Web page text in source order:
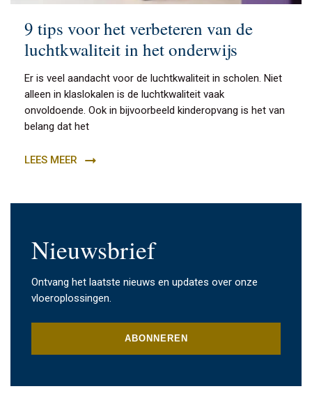
9 tips voor het verbeteren van de
luchtkwaliteit in het onderwijs
Er is veel aandacht voor de luchtkwaliteit in scholen. Niet
alleen in klaslokalen is de luchtkwaliteit vaak
onvoldoende. Ook in bijvoorbeeld kinderopvang is het van
belang dat het
LEES MEER
Nieuwsbrief
Ontvang het laatste nieuws en updates over onze
vloeroplossingen.
ABONNEREN